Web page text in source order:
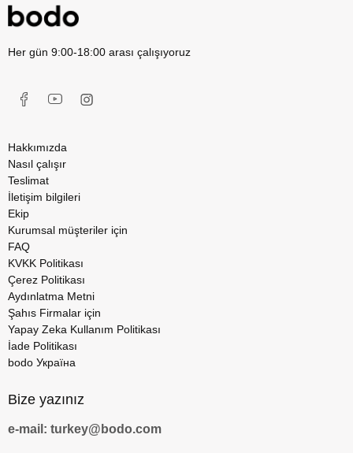
Her gün 9:00-18:00 arası çalışıyoruz
Hakkımızda
Nasıl çalışır
Teslimat
İletişim bilgileri
Ekip
Kurumsal müşteriler için
FAQ
KVKK Politikası
Çerez Politikası
Aydınlatma Metni
Şahıs Firmalar için
Yapay Zeka Kullanım Politikası
İade Politikası
bodo Україна
Bize yazınız
e-mail: turkey@bodo.com